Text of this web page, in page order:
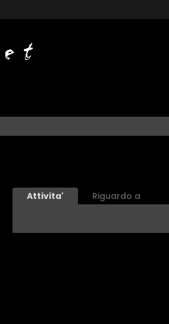
Attivita' Riguardo a